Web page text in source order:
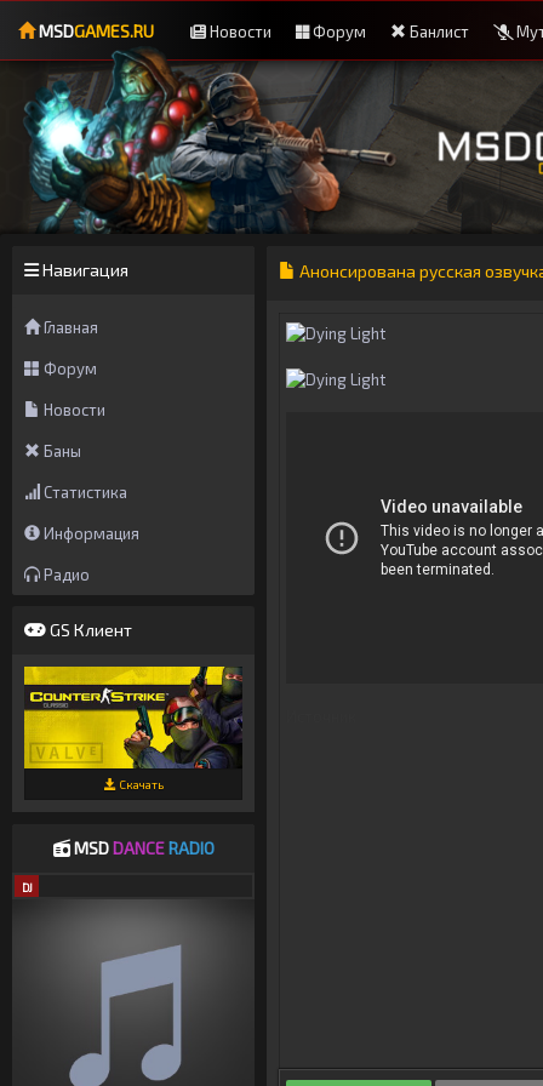
MSDGAMES.RU Новости Форум Банлист
Навигация
Главная
Форум
Новости
Баны
Статистика
Информация
Радио
GS Клиент
Скачать
MSDDANCE RADIO
DJ
Анонсирована русская